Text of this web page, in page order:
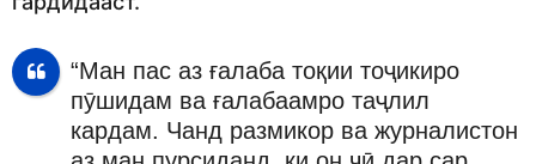
“Ман пас аз ғалаба тоқии тоҷикиро
пӯшидам ва ғалабаамро таҷлил
кардам. Чанд размикор ва журналистон